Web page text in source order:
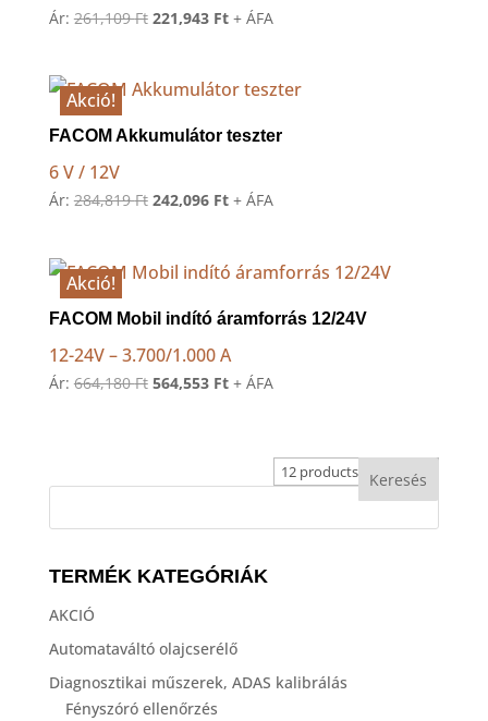
Ár: 261,109Ft Original
261,109 Ft.
221,943 FtCurrent
221,943 Ft.
+ ÁFA
Akció!
FACOM Akkumulátor teszter
6 V / 12V
Ár: 284,819Ft Original
284,819 Ft.
242,096 FtCurrent
242,096 Ft.
+ ÁFA
Akció!
FACOM Mobil indító áramforrás 12/24V
12-24V – 3.700/1.000 A
Ár: 664,180Ft Original
564,553 FtCurrent
564,553 Ft.
+ ÁFA
TERMÉK KATEGÓRIÁK
AKCIÓ
Automataváltó olajcserélő
Diagnosztikai műszerek, ADAS kalibrálás
Fényszóró ellenőrzés